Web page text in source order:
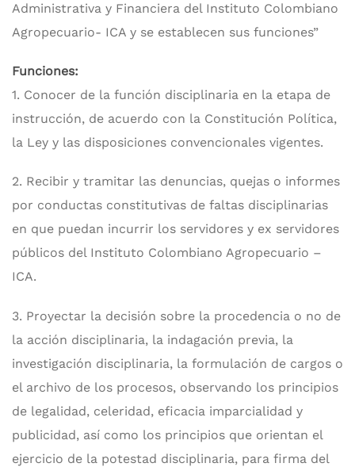
Administrativa y Financiera del Instituto Colombiano
Agropecuario- ICA y se establecen sus funciones”
Funciones:
1. Conocer de la función disciplinaria en la etapa de
instrucción, de acuerdo con la Constitución Política,
la Ley y las disposiciones convencionales vigentes.
2. Recibir y tramitar las denuncias, quejas o informes
por conductas constitutivas de faltas disciplinarias
en que puedan incurrir los servidores y ex servidores
públicos del Instituto Colombiano Agropecuario –
ICA.
3. Proyectar la decisión sobre la procedencia o no de
la acción disciplinaria, la indagación previa, la
investigación disciplinaria, la formulación de cargos o
el archivo de los procesos, observando los principios
de legalidad, celeridad, eficacia imparcialidad y
publicidad, así como los principios que orientan el
ejercicio de la potestad disciplinaria, para firma del